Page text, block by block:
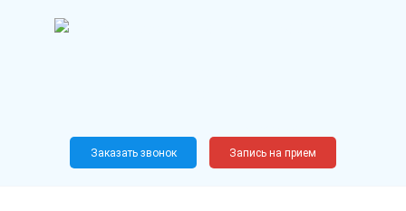
Новослободская, 62, к12
Заказать звонок Запись на прием